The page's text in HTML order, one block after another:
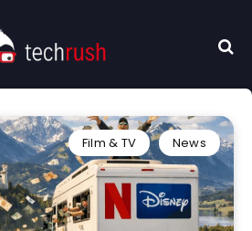
Film & TV News